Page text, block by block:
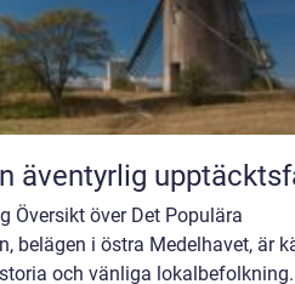
äventyrlig
Översikt över Det Populära
belägen i östra Medelhavet, är
och vänliga